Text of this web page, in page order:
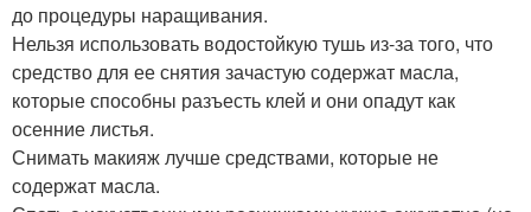
до процедуры наращивания.
Нельзя использовать водостойкую тушь из-за того, что
средство для ее снятия зачастую содержат масла,
которые способны разъесть клей и они опадут как
осенние листья.
Снимать макияж лучше средствами, которые не
содержат масла.